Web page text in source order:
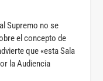
Supremo no se
el concepto de
que «esta Sala
la Audiencia